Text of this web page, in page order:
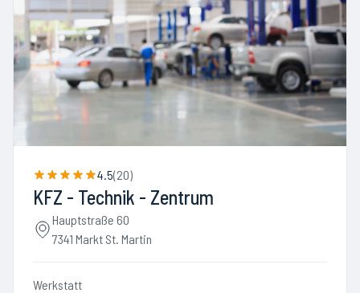
4.5(20)
KFZ - Technik - Zentrum
Hauptstraße 60
7341 Markt St. Martin
Werkstatt